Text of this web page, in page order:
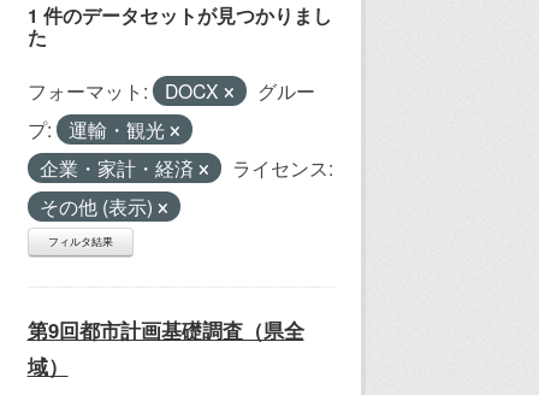
1 件のデータセットが見つかりまし
た
フォーマット: DOCX
グルー
プ:
運輸・観光
企業・家計・経済
ライセンス:
その他 (表示)
フィルタ結果
第9回都市計画基礎調査（県全
域）